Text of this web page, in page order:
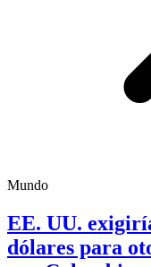
Mundo
EE. UU.
dólares para